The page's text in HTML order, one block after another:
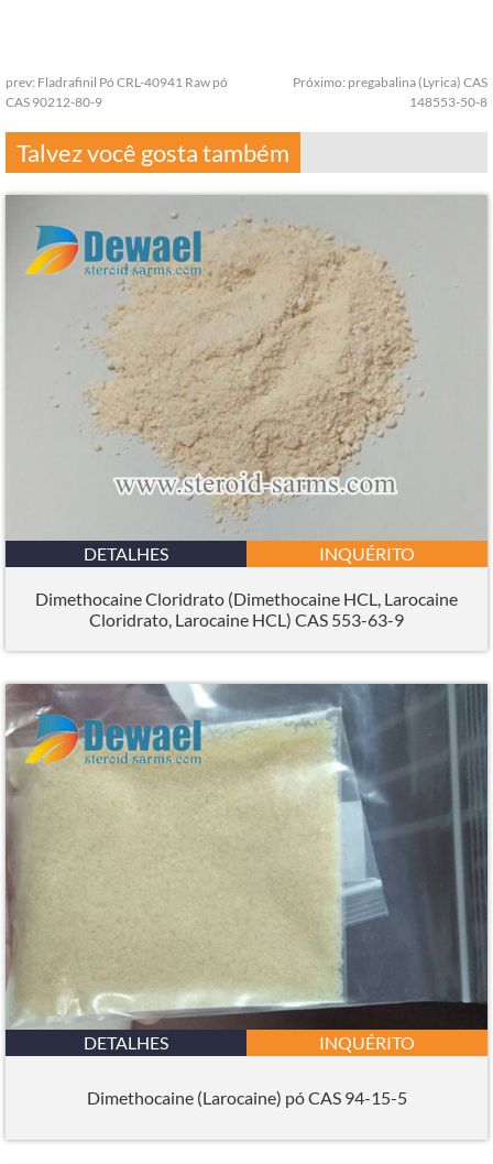
prev: Fladrafinil Pó CRL-40941 Raw pó
CAS 90212-80-9
Próximo: pregabalina (Lyrica) CAS
148553-50-8
Talvez você gosta também
DETALHES INQUÉRITO
Dimethocaine Cloridrato (Dimethocaine HCL, Larocaine
Cloridrato, Larocaine HCL) CAS 553-63-9
DETALHES INQUÉRITO
Dimethocaine (Larocaine) pó CAS 94-15-5